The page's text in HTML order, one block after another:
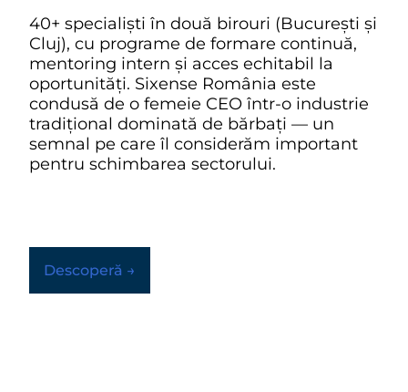
40+ specialiști în două birouri (București și
Cluj), cu programe de formare continuă,
mentoring intern și acces echitabil la
oportunități. Sixense România este
condusă de o femeie CEO într-o industrie
tradițional dominată de bărbați — un
semnal pe care îl considerăm important
pentru schimbarea sectorului.
Descoperă →